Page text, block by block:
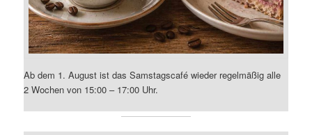
Ab dem 1. August ist das Samstagscafé wieder regelmäßig alle
2 Wochen von 15:00 – 17:00 Uhr.